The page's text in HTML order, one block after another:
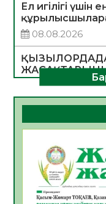
Ел игілігі үшін
08.08.2026
ЭКОЛОГИЯЛЫҚ
08.08.2026
Білім гранты
жақсылық
07.08.2026